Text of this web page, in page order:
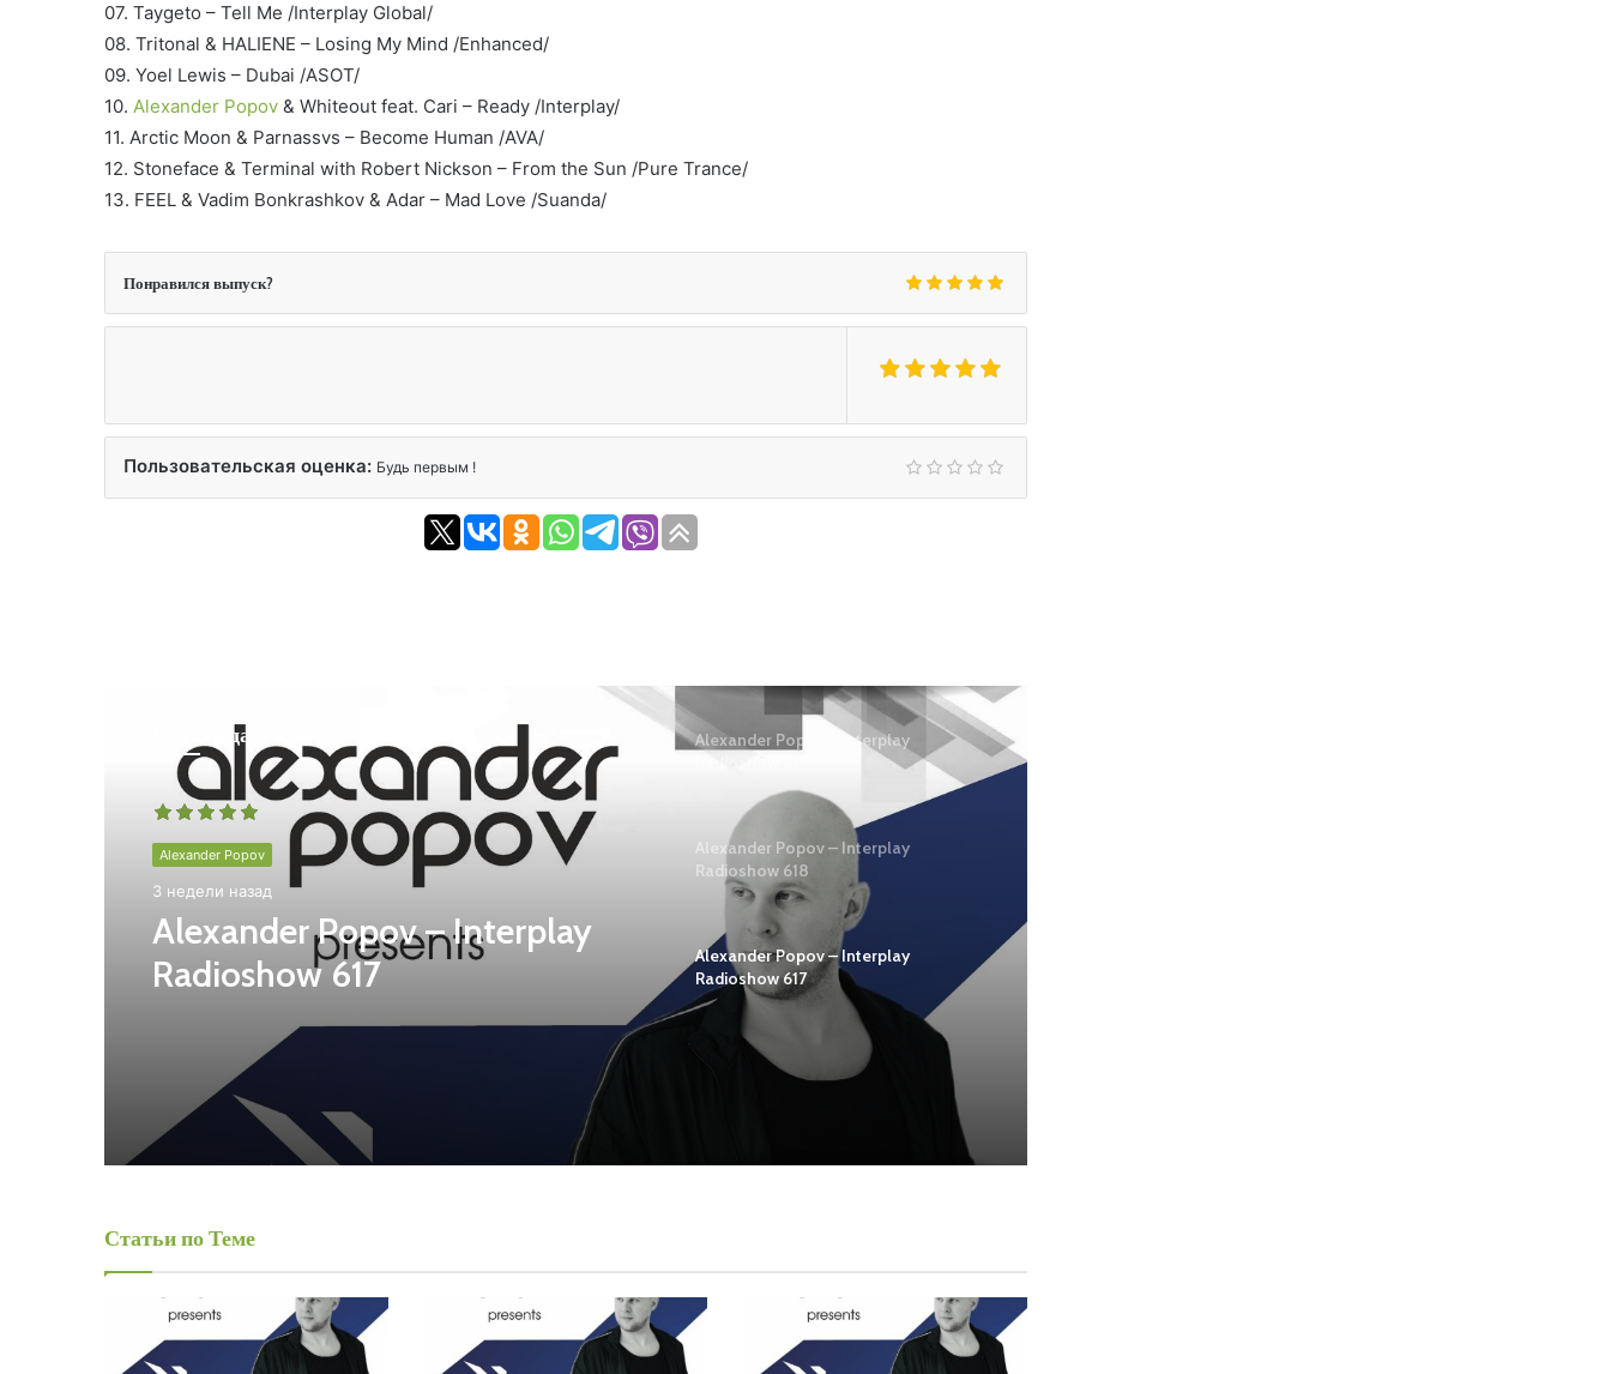
07. Taygeto – Tell Me /Interplay Global/
08. Tritonal & HALIENE – Losing My Mind /Enhanced/
09. Yoel Lewis – Dubai /ASOT/
10. Alexander Popov & Whiteout feat. Cari – Ready /Interplay/
11. Arctic Moon & Parnassvs – Become Human /AVA/
12. Stoneface & Terminal with Robert Nickson – From the Sun /Pure Trance/
13. FEEL & Vadim Bonkrashkov & Adar – Mad Love /Suanda/
Понравился выпуск?
Пользовательская оценка: Будь первым !
Читать дальше
Alexander Popov
3 недели назад
Alexander Popov – Interplay
Radioshow 617
Alexander Popov – Interplay
Alexander Popov – Interplay
Radioshow 618
Alexander Popov – Interplay
Radioshow 617
Статьи по Теме